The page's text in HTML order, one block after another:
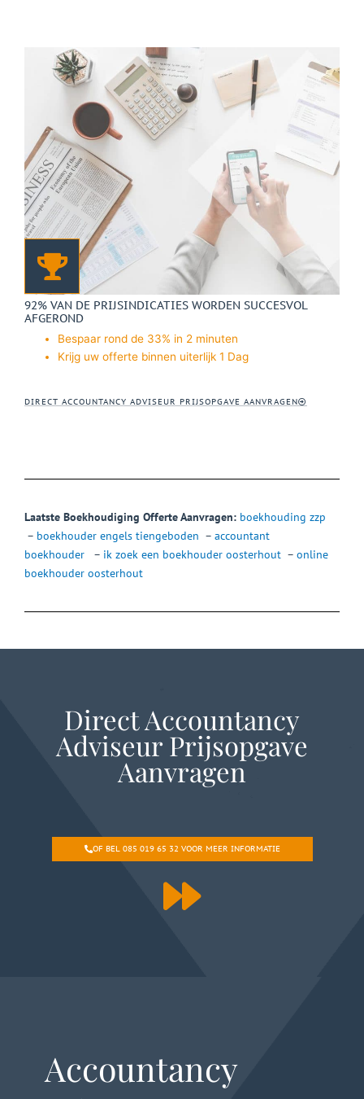
92% VAN DE PRIJSINDICATIES WORDEN SUCCESVOL
AFGEROND
Bespaar rond de 33% in 2 minuten
Krijg uw offerte binnen uiterlijk 1 Dag
DIRECT ACCOUNTANCY ADVISEUR PRIJSOPGAVE AANVRAGEN
Laatste Boekhoudiging Offerte Aanvragen: boekhouding zzp
– boekhouder engels tiengeboden – accountant
boekhouder
– ik zoek een boekhouder oosterhout – online
boekhouder oosterhout
Direct Accountancy
Adviseur Prijsopgave
Aanvragen
OF BEL 085 019 65 32 VOOR MEER INFORMATIE
Accountancy